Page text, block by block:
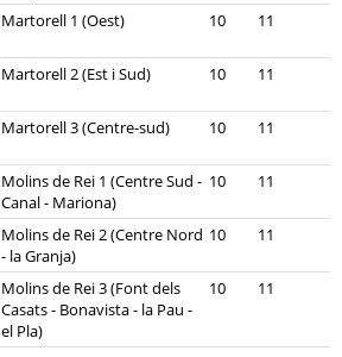
Martorell 1 (Oest) 10 11
Martorell 2 (Est i Sud) 10 11
Martorell 3 (Centre-sud) 10 11
Molins de Rei 1 (Centre Sud -
Canal - Mariona)
10 11
Molins de Rei 2 (Centre Nord
- la Granja)
10 11
Molins de Rei 3 (Font dels
Casats - Bonavista - la Pau -
el Pla)
10 11